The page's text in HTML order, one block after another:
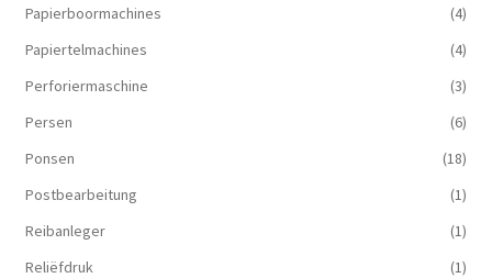
Papierboormachines
(4)
Papiertelmachines
(4)
Perforiermaschine
(3)
Persen
(6)
Ponsen
(18)
Postbearbeitung
(1)
Reibanleger
(1)
Reliëfdruk
(1)